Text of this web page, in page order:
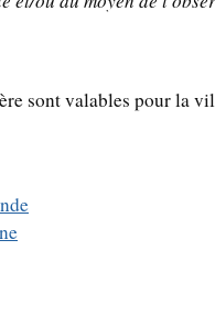
sont valables pour la